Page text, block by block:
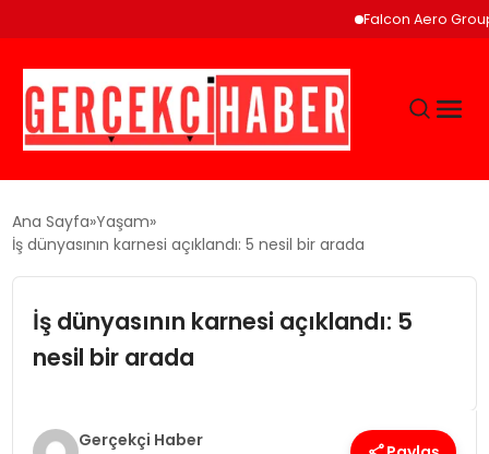
Falcon Aero Group,
GÜNCEL
EĞITIM
EKONOMI
Ana Sayfa Yaşam
İş dünyasının karnesi açıklandı: 5 nesil bir arada
İş dünyasının karnesi açıklandı: 5
nesil bir arada
Gerçekçi Haber